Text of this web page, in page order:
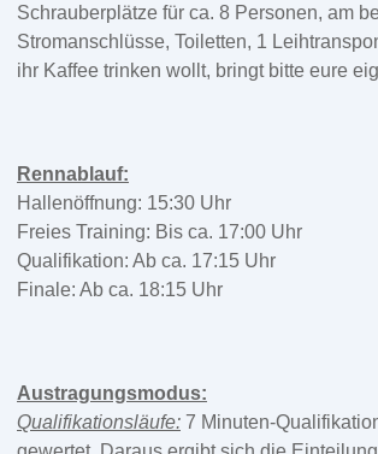
Schrauberplätze für ca. 8 Personen, am
Stromanschlüsse, Toiletten, 1
ihr Kaffee trinken wollt, bringt bitte eure
Rennablauf:
Hallenöffnung: 15:30 Uhr
Freies Training: Bis ca. 17:00 Uhr
Qualifikation: Ab ca. 17:15 Uhr
Finale: Ab ca. 18:15 Uhr
Austragungsmodus:
Qualifikationsläufe: 7 Minuten-